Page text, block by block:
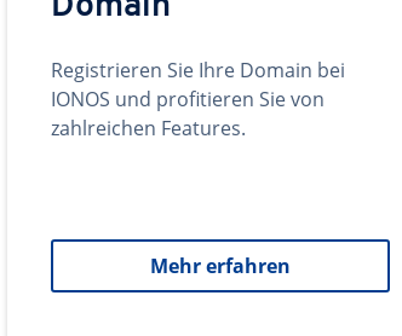
Domain
Registrieren Sie Ihre Domain bei
IONOS und profitieren Sie von
zahlreichen Features.
Mehr erfahren